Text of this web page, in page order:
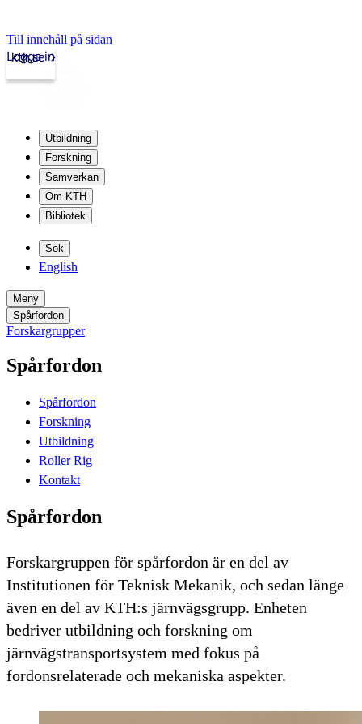
Till innehåll på sidan
kth.se
Logga in
Utbildning
Forskning
Samverkan
Om KTH
Bibliotek
Sök
English
Meny
Spårfordon
Forskargrupper
Spårfordon
Spårfordon
Forskning
Utbildning
Roller Rig
Kontakt
Spårfordon
Forskargruppen för spårfordon är en del av
Institutionen för Teknisk Mekanik, och sedan länge
även en del av KTH:s järnvägsgrupp. Enheten
bedriver utbildning och forskning om
järnvägstransportsystem med fokus på
fordonsrelaterade och mekaniska aspekter.